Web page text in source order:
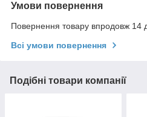
Умови повернення
Повернення товару впродовж 14
Всі умови повернення
Подібні товари компанії